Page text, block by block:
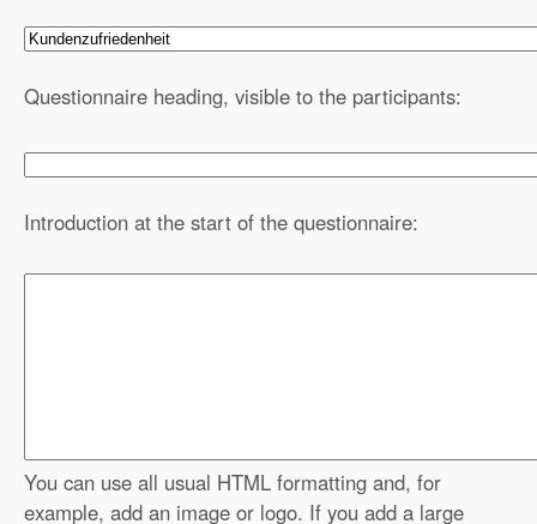
Questionnaire heading, visible to the participants:
Introduction at the start of the questionnaire:
You can use all usual HTML formatting and, for
example, add an image or logo. If you add a large